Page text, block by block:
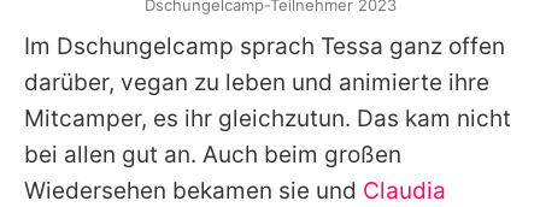
Im Dschungelcamp sprach Tessa ganz offen
darüber, vegan zu leben und animierte ihre
Mitcamper, es ihr gleichzutun. Das kam nicht
bei allen gut an. Auch beim großen
Wiedersehen bekamen sie und Claudia
Dschungelcamp-Teilnehmer 2023